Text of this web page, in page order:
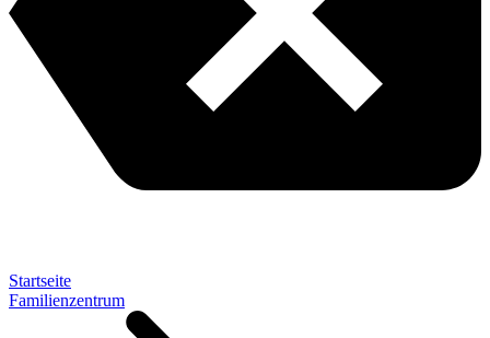
Startseite
Familienzentrum